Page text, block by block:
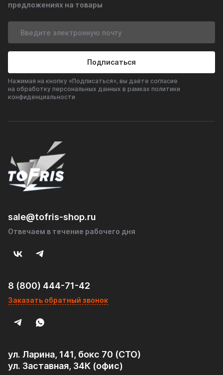
предложениях на товары
Подписаться
Нажимая на кнопку «Подписаться», вы даёте согласие
на обработку персональных данных в рамках политики
конфиденциальности
sale@tofris-shop.ru
Отвечаем в течение рабочего дня
8 (800) 444-71-42
Заказать обратный звонок
ул. Ларина, 141, бокс 70 (СТО)
ул. Заставная, 34К (офис)